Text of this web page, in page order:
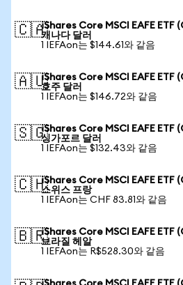
🇨🇦iShares Core MSCI EAFE ETF
캐나다 달러
1 IEFAon는 $144.61와 같음
🇦🇺iShares Core MSCI EAFE ETF
호주 달러
1 IEFAon는 $146.72와 같음
🇸🇬iShares Core MSCI EAFE ETF
싱가포르 달러
1 IEFAon는 $132.43와 같음
🇨🇭iShares Core MSCI EAFE ETF
스위스 프랑
1 IEFAon는 CHF 83.81와 같음
🇧🇷iShares Core MSCI EAFE ETF
브라질 헤알
1 IEFAon는 R$528.30와 같음